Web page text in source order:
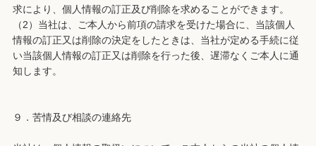
求により、個人情報の訂正及び削除を求めることができます。
（2）当社は、ご本人から前項の請求を受けた場合に、当該個人
情報の訂正又は削除の決定をしたときは、当社が定める手続に従
い当該個人情報の訂正又は削除を行った後、遅滞なくご本人に通
知します。
９．苦情及び相談の連絡先